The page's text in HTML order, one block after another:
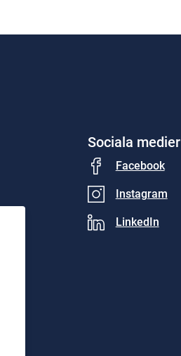
Sociala medier
Facebook
Instagram
LinkedIn